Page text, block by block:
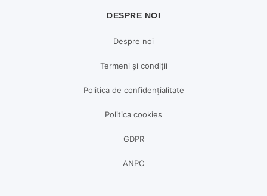
DESPRE NOI
Despre noi
Termeni și condiții
Politica de confidențialitate
Politica cookies
GDPR
ANPC